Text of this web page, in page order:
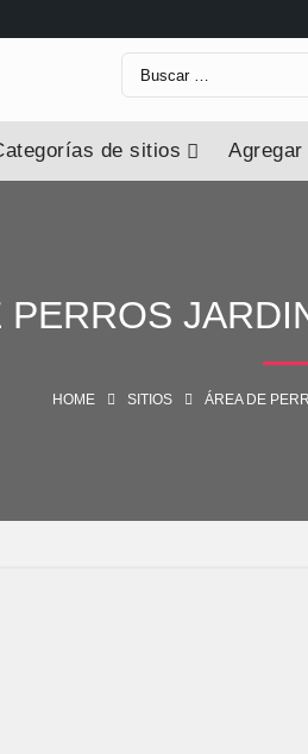
de sitios
PERROS
HOME SITIOS ÁREA DE